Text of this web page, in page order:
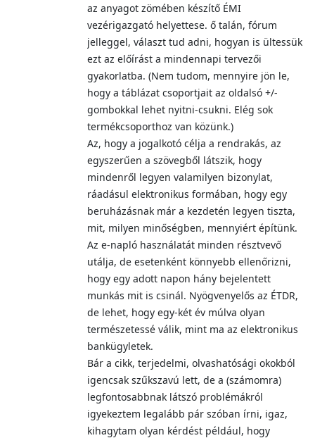
az anyagot zömében készítő ÉMI
vezérigazgató helyettese. ő talán, fórum
jelleggel, választ tud adni, hogyan is ültessük
ezt az előírást a mindennapi tervezői
gyakorlatba. (Nem tudom, mennyire jön le,
hogy a táblázat csoportjait az oldalsó +/-
gombokkal lehet nyitni-csukni. Elég sok
termékcsoporthoz van közünk.)
Az, hogy a jogalkotó célja a rendrakás, az
egyszerűen a szövegből látszik, hogy
mindenről legyen valamilyen bizonylat,
ráadásul elektronikus formában, hogy egy
beruházásnak már a kezdetén legyen tiszta,
mit, milyen minőségben, mennyiért építünk.
Az e-napló használatát minden résztvevő
utálja, de esetenként könnyebb ellenőrizni,
hogy egy adott napon hány bejelentett
munkás mit is csinál. Nyögvenyelős az ÉTDR,
de lehet, hogy egy-két év múlva olyan
természetessé válik, mint ma az elektronikus
bankügyletek.
Bár a cikk, terjedelmi, olvashatósági okokból
igencsak szűkszavú lett, de a (számomra)
legfontosabbnak látszó problémákról
igyekeztem legalább pár szóban írni, igaz,
kihagytam olyan kérdést például, hogy